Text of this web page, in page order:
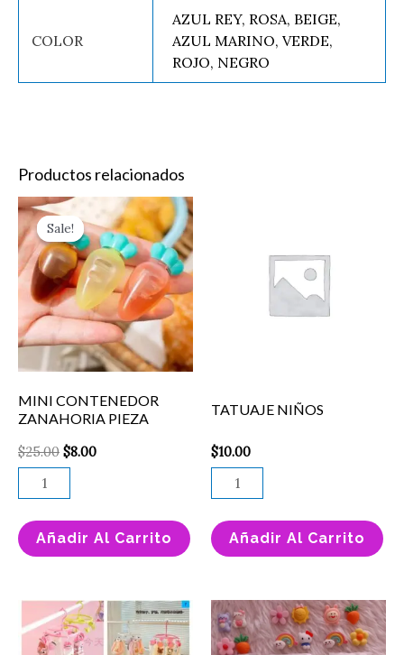
COLOR
AZUL REY, ROSA, BEIGE,
AZUL MARINO, VERDE,
ROJO, NEGRO
Productos relacionados
Sale!
Sale!
MINI CONTENEDOR
ZANAHORIA PIEZA
$25.00
Original
price
was:
$25.00.
$8.00
Current
price
is:
$8.00.
MINI
CONTENEDOR
ZANAHORIA
PIEZA
cantidad
Añadir Al Carrito
TATUAJE NIÑOS
$10.00
cantidad
Añadir Al Carrito
Este
producto
Charms
Pegatina